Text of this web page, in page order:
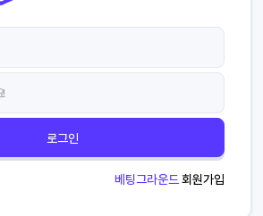
로그인
베팅그라운드 회원가입